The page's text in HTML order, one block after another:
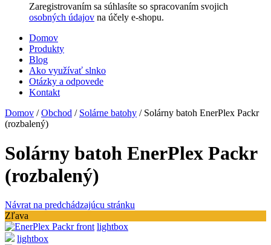
Zaregistrovaním sa súhlasíte so spracovaním svojich
osobných údajov na účely e-shopu.
Domov
Produkty
Blog
Ako využívať slnko
Otázky a odpovede
Kontakt
Domov / Obchod / Solárne batohy /Solárny batoh EnerPlex Packr
(rozbalený)
Solárny batoh EnerPlex Packr
(rozbalený)
Návrat na predchádzajúcu stránku
Zľava
lightbox
lightbox